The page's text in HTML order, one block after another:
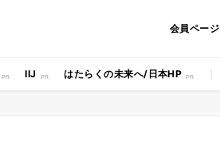
会員ページ
IIJ はたらくの未来へ/日本HP